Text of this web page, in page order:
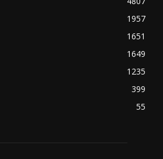
1957
1651
1649
1235
399
55